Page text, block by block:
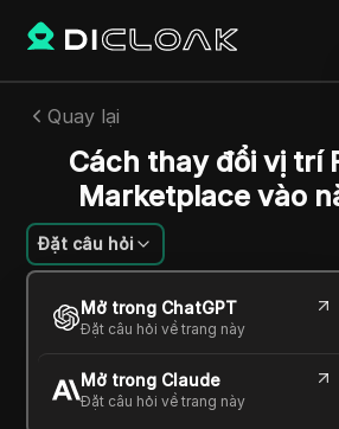
Quay lại
Cách thay đổi vị trí
Marketplace vào
Đặt câu hỏi
Mở trong ChatGPT
Đặt câu hỏi về trang này
Mở trong Claude
Đặt câu hỏi về trang này
Jessica Wardell
07 Th05 2026 11
Đọc trong
Copy Link